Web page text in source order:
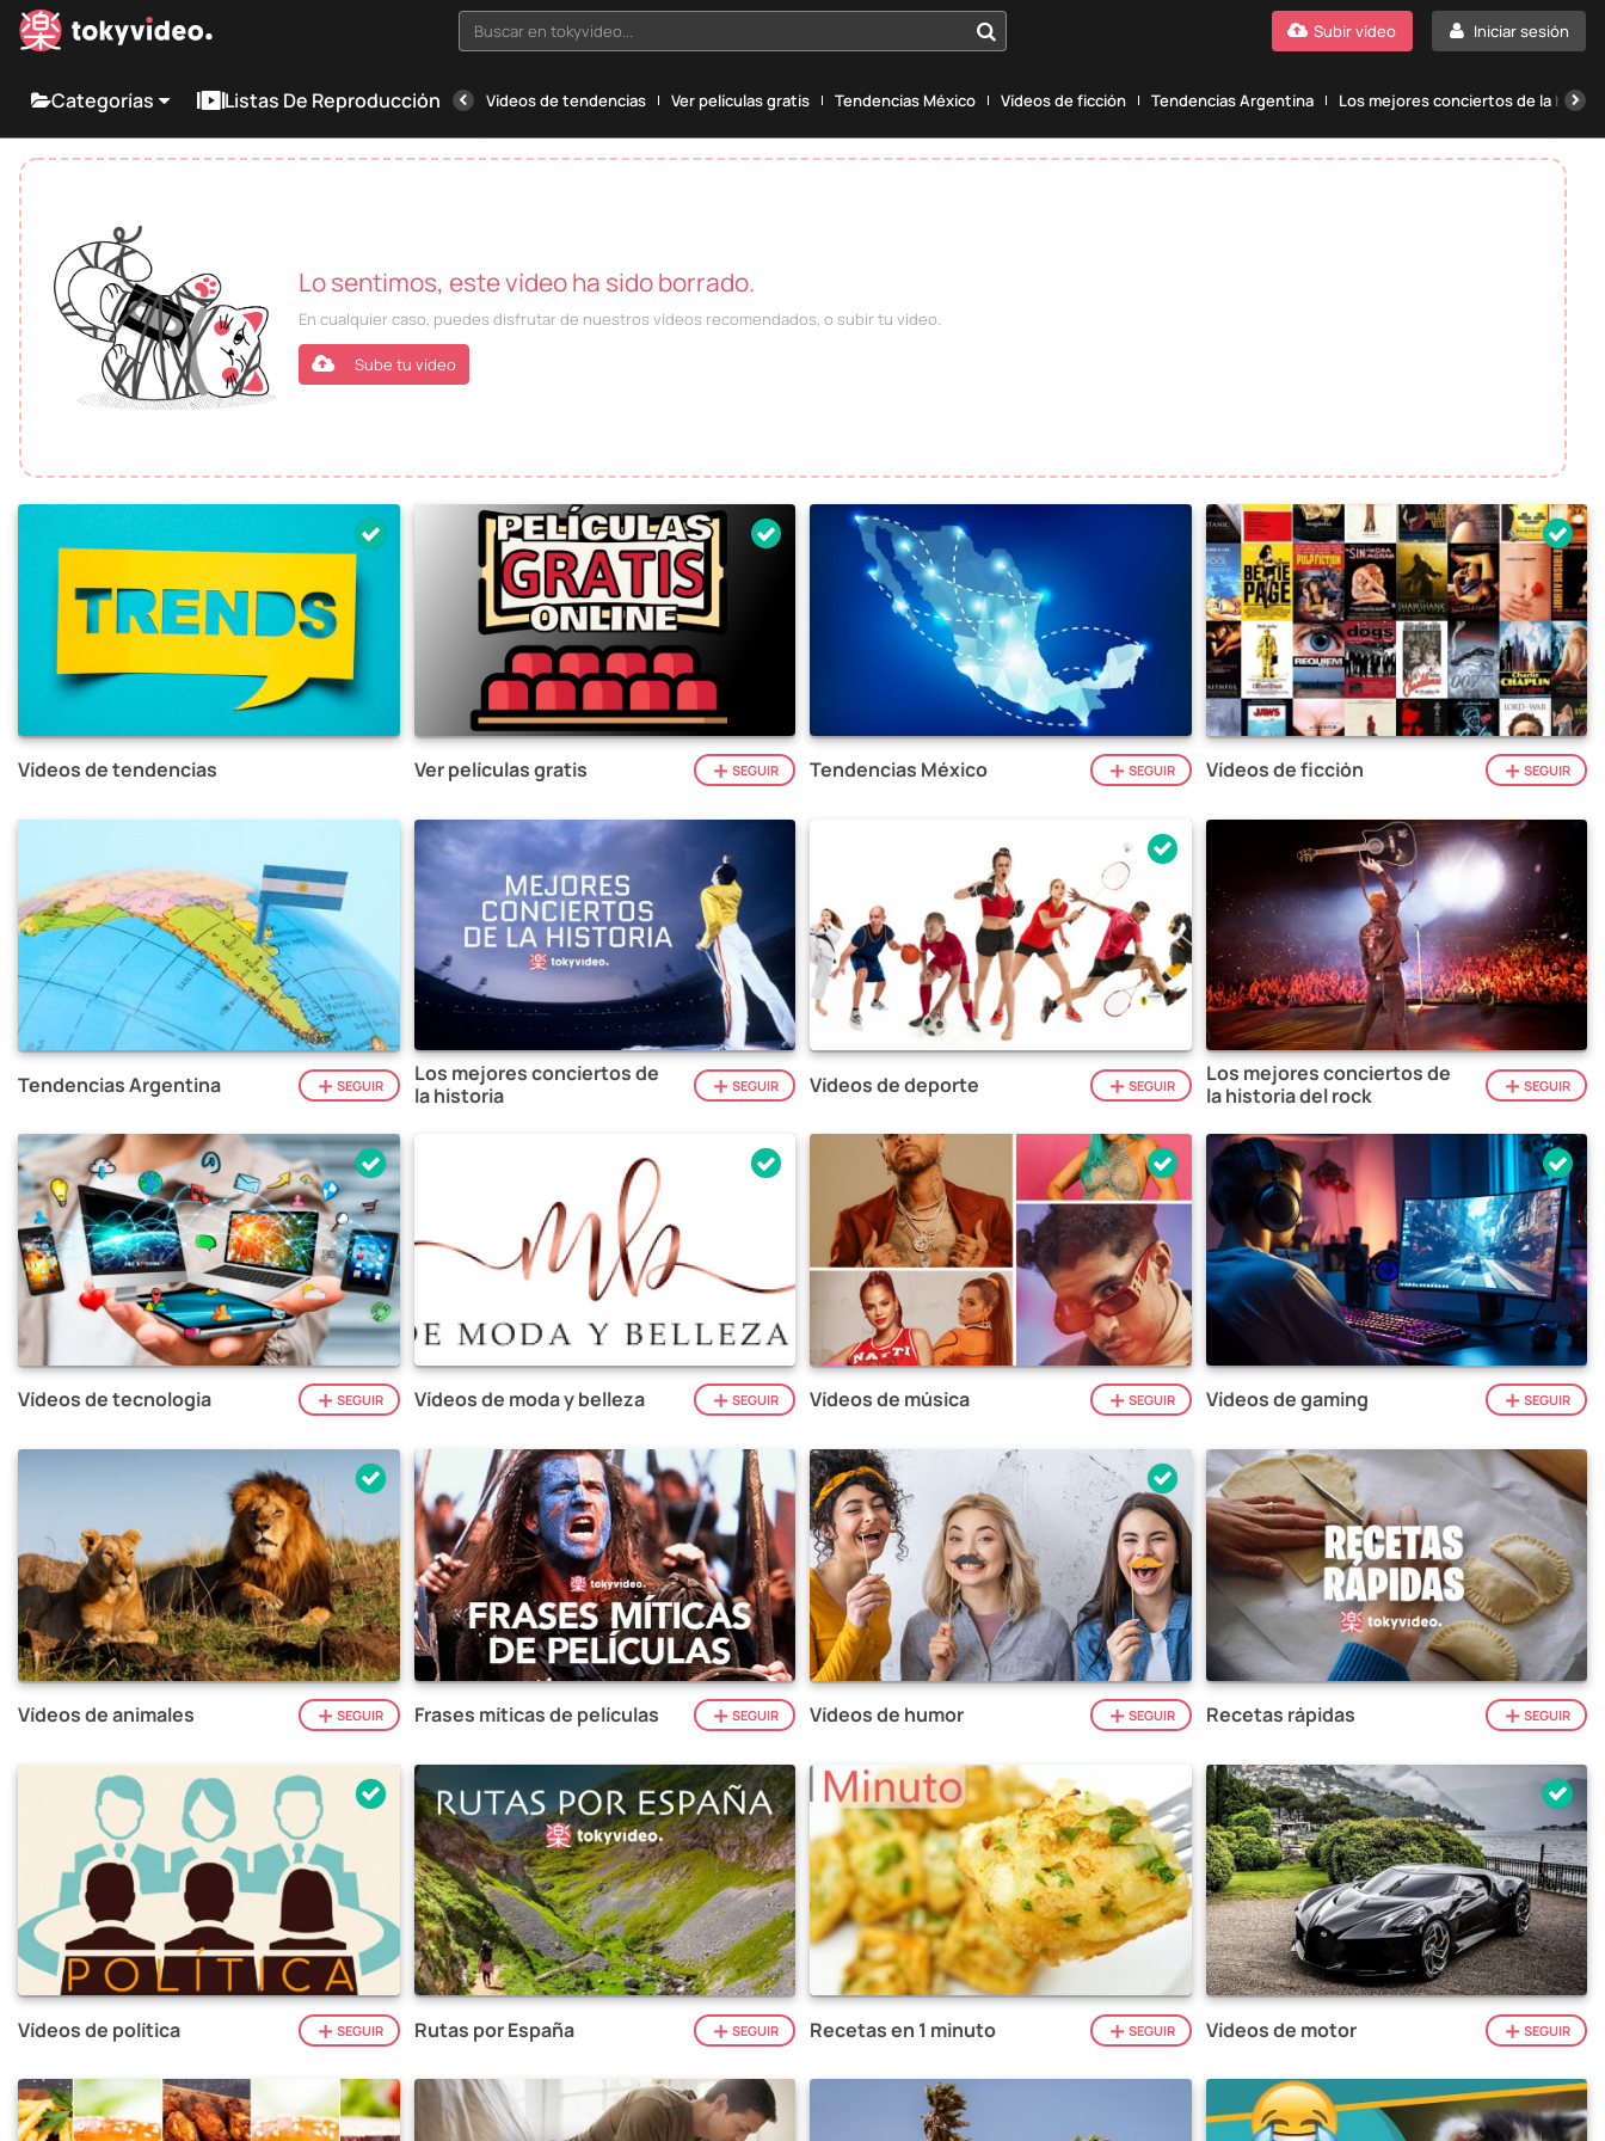
Buscar en tokyvideo... Iniciar sesión
Subir vídeo
Categorías Listas De Reproducción Vídeos de tendencias Ver películas gratis Tendencias México Vídeos de ficción Tendencias Argentina Los mejores conciertos de la
Lo sentimos, este vídeo ha sido borrado.
En cualquier caso, puedes disfrutar de nuestros vídeos recomendados, o subir tu vídeo.
Sube tu vídeo
Vídeos de tendencias Ver películas gratis SEGUIR Tendencias México SEGUIR Vídeos de ficción SEGUIR
Tendencias Argentina SEGUIR
Los mejores conciertos de
la historia
SEGUIR Vídeos de deporte SEGUIR
Los mejores conciertos de
la historia del rock
SEGUIR
Vídeos de tecnologia SEGUIR Vídeos de moda y belleza SEGUIR Vídeos de música SEGUIR Vídeos de gaming SEGUIR
Vídeos de animales SEGUIR Frases míticas de películas SEGUIR Vídeos de humor SEGUIR Recetas rápidas SEGUIR
Vídeos de política SEGUIR Rutas por España SEGUIR Recetas en 1 minuto SEGUIR Vídeos de motor SEGUIR